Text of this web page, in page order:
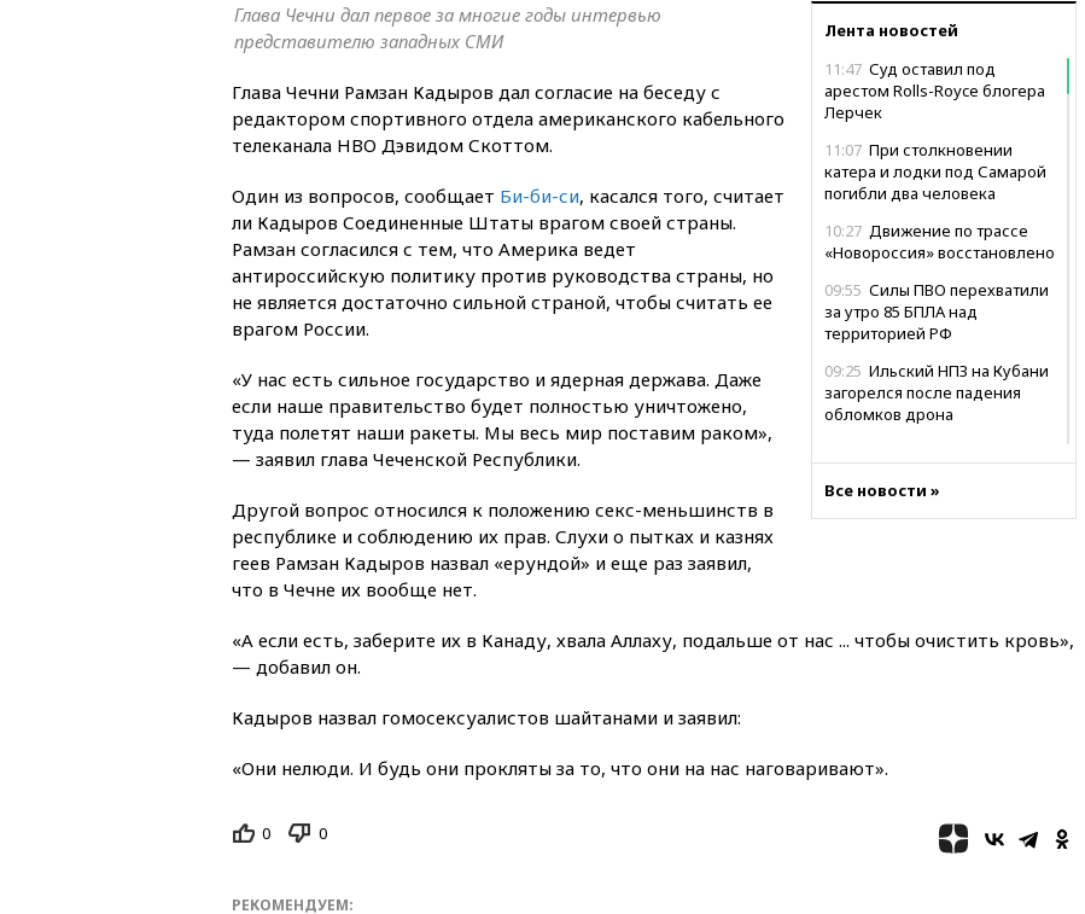
Лента новостей
11:47 Суд оставил под
арестом Rolls-Royce блогера
Лерчек
11:07 При столкновении
катера и лодки под Самарой
погибли два человека
10:27 Движение по трассе
«Новороссия» восстановлено
09:55 Силы ПВО перехватили
за утро 85 БПЛА над
территорией РФ
09:25 Ильский НПЗ на Кубани
загорелся после падения
обломков дрона
подлете к Москве
белорусов покупать избы в
06:30 США и Колумбия
ВМС Испании усилили
Все новости »
Глава Чечни дал первое за многие годы интервью
представителю западных СМИ
Глава Чечни Рамзан Кадыров дал согласие на беседу с
редактором спортивного отдела американского кабельного
телеканала HBO Дэвидом Скоттом.
Один из вопросов, сообщает Би-би-си, касался того, считает
ли Кадыров Соединенные Штаты врагом своей страны.
Рамзан согласился с тем, что Америка ведет
антироссийскую политику против руководства страны, но
не является достаточно сильной страной, чтобы считать ее
врагом России.
«У нас есть сильное государство и ядерная держава. Даже
если наше правительство будет полностью уничтожено,
туда полетят наши ракеты. Мы весь мир поставим раком»,
— заявил глава Чеченской Республики.
Другой вопрос относился к положению секс-меньшинств в
республике и соблюдению их прав. Слухи о пытках и казнях
геев Рамзан Кадыров назвал «ерундой» и еще раз заявил,
что в Чечне их вообще нет.
«А если есть, заберите их в Канаду, хвала Аллаху, подальше от нас ... чтобы очистить кровь»,
— добавил он.
Кадыров назвал гомосексуалистов шайтанами и заявил:
«Они нелюди. И будь они прокляты за то, что они на нас наговаривают».
0 0
РЕКОМЕНДУЕМ: